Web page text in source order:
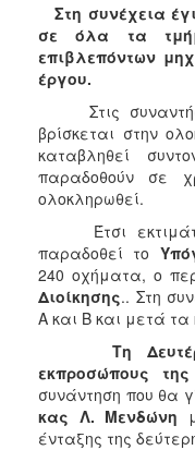
ΤΟΠΟΣ
ΠΟΛΙΤΙΣΜΟΣ
ΑΝΘΕΚΤΙΚΗ
Στη συνέχεια
σε όλα τα
επιβλεπόντων
έργου.
Στις
βρίσκεται στην
καταβληθεί
παραδοθούν σε
ολοκληρωθεί.
Έτσι
παραδοθεί το
240 οχήματα, ο
Διοίκησης.. Στη
Α και Β και μετά τα
Τη Δευτέρα
εκπροσώπους
συνάντηση που θα
κας Λ. Μενδώνη
ένταξης της